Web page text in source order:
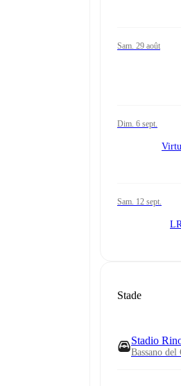
sam. 29 août
dim. 6 sept.
sam. 12 sept.
Stade
Stadio
Bassano del